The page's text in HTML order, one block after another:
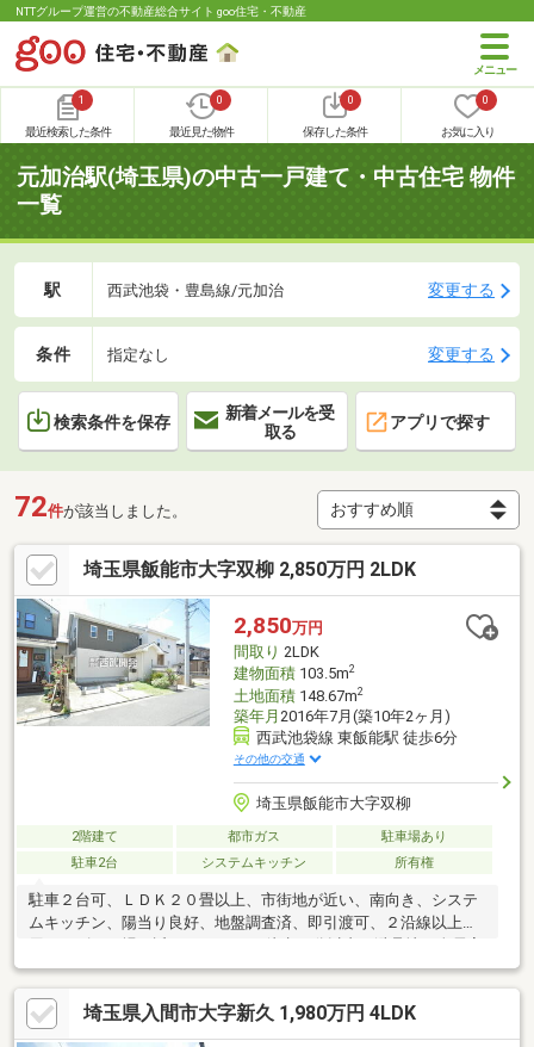
NTTグループ運営の不動産総合サイト goo住宅・不動産
1
最近検索した条件
0
最近見た物件
0
保存した条件
0
お気に入り
元加治駅(埼玉県)の中古一戸建て・中古住宅 物件
一覧
駅 西武池袋・豊島線/元加治 変更する
条件 指定なし 変更する
検索条件を保存
新着メールを受
取る
アプリで探す
72件が該当しました。
埼玉県飯能市大字双柳 2,850万円 2LDK
2,850万円
間取り 2LDK
建物面積103.5m2
土地面積148.67m2
築年月 2016年7月(築10年2ヶ月)
西武池袋線 東飯能駅 徒歩6分
その他の交通
埼玉県飯能市大字双柳
2階建て 都市ガス
駐車場あり
駐車2台
システムキッチン 所有権
駐車２台可、ＬＤＫ２０畳以上、市街地が近い、南向き、システ
ムキッチン、陽当り良好、地盤調査済、即引渡可、２沿線以上利
収納、駅まで平坦、閑静な住宅地、総合病院 徒歩10分以内、和
室、始発駅、整形地、庭、家庭菜園、シャワー付洗面化粧台、対
面式キッチン、バリアフリー、トイレ２ヶ所、浴室１坪以上、２
階建、南面バルコニー、複層ガラス、温水洗浄便座、南庭、床下
埼玉県入間市大字新久 1,980万円 4LDK